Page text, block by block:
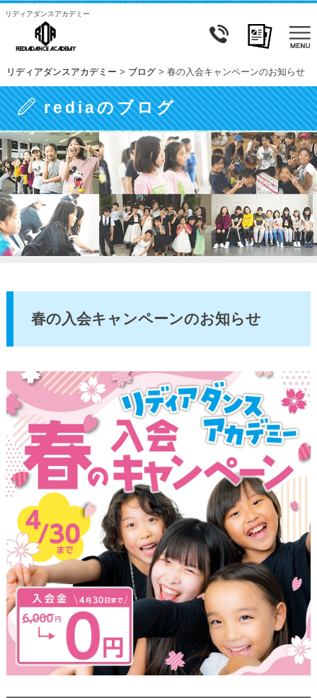
リディアダンスアカデミー
リディアダンスアカデミー > ブログ> 春の入会キャンペーンのお知らせ
rediaのブログ
春の入会キャンペーンのお知らせ